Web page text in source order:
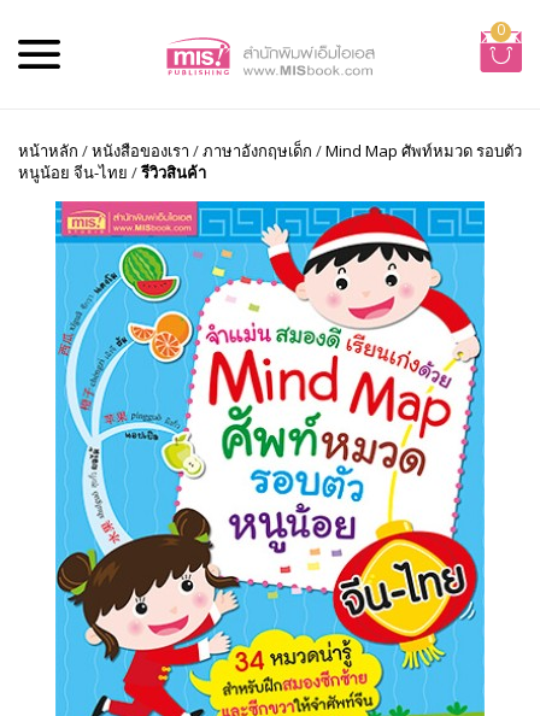
0
หน้าหลัก /หนังสือของเรา /ภาษาอังกฤษเด็ก /Mind Map ศัพท์หมวด รอบตัว
หนูน้อย จีน-ไทย /รีวิวสินค้า